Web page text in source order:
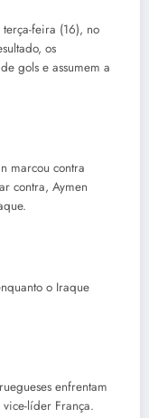
feira (16), no
os
gols e assumem a
marcou contra
contra, Aymen
o Iraque
enfrentam
líder França.